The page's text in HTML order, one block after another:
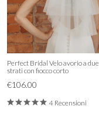
Perfect Bridal Velo avorio a due
strati con fiocco corto
€106.00
4 Recensioni